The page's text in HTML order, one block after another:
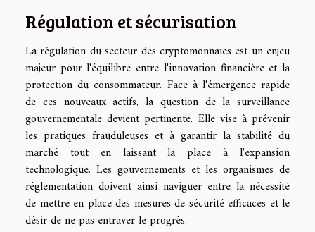
Régulation et sécurisation
La régulation du secteur des cryptomonnaies est un enjeu
majeur pour l'équilibre entre l'innovation financière et la
protection du consommateur. Face à l'émergence rapide
de ces nouveaux actifs, la question de la surveillance
gouvernementale devient pertinente. Elle vise à prévenir
les pratiques frauduleuses et à garantir la stabilité du
marché tout en laissant la place à l'expansion
technologique. Les gouvernements et les organismes de
réglementation doivent ainsi naviguer entre la nécessité
de mettre en place des mesures de sécurité efficaces et le
désir de ne pas entraver le progrès.